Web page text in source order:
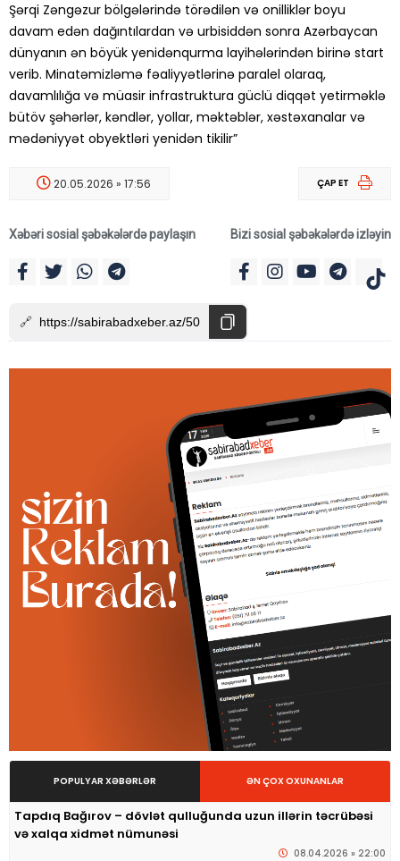
Şərqi Zəngəzur bölgələrində törədilən və onilliklər boyu
davam edən dağıntılardan və urbisiddən sonra Azərbaycan
dünyanın ən böyük yenidənqurma layihələrindən birinə start
verib. Minatəmizləmə fəaliyyətlərinə paralel olaraq,
davamlılığa və müasir infrastruktura güclü diqqət yetirməklə
bütöv şəhərlər, kəndlər, yollar, məktəblər, xəstəxanalar və
mədəniyyət obyektləri yenidən tikilir”
20.05.2026 » 17:56 ÇAP ET
Xəbəri sosial şəbəkələrdə paylaşın Bizi sosial şəbəkələrdə izləyin
🔗
POPULYAR XƏBƏRLƏR ƏN ÇOX OXUNANLAR
Tapdıq Bağırov – dövlət qulluğunda uzun illərin təcrübəsi
və xalqa xidmət nümunəsi
08.04.2026 » 22:00